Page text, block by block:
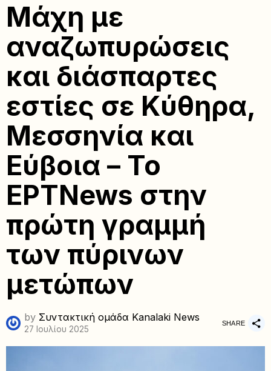
Μάχη με
αναζωπυρώσεις
και διάσπαρτες
εστίες σε Κύθηρα,
Μεσσηνία και
Εύβοια – Το
ΕΡΤΝews στην
πρώτη γραμμή
των πύρινων
μετώπων
by Συντακτική ομάδα Kanalaki News
27 Ιουλίου 2025
SHARE